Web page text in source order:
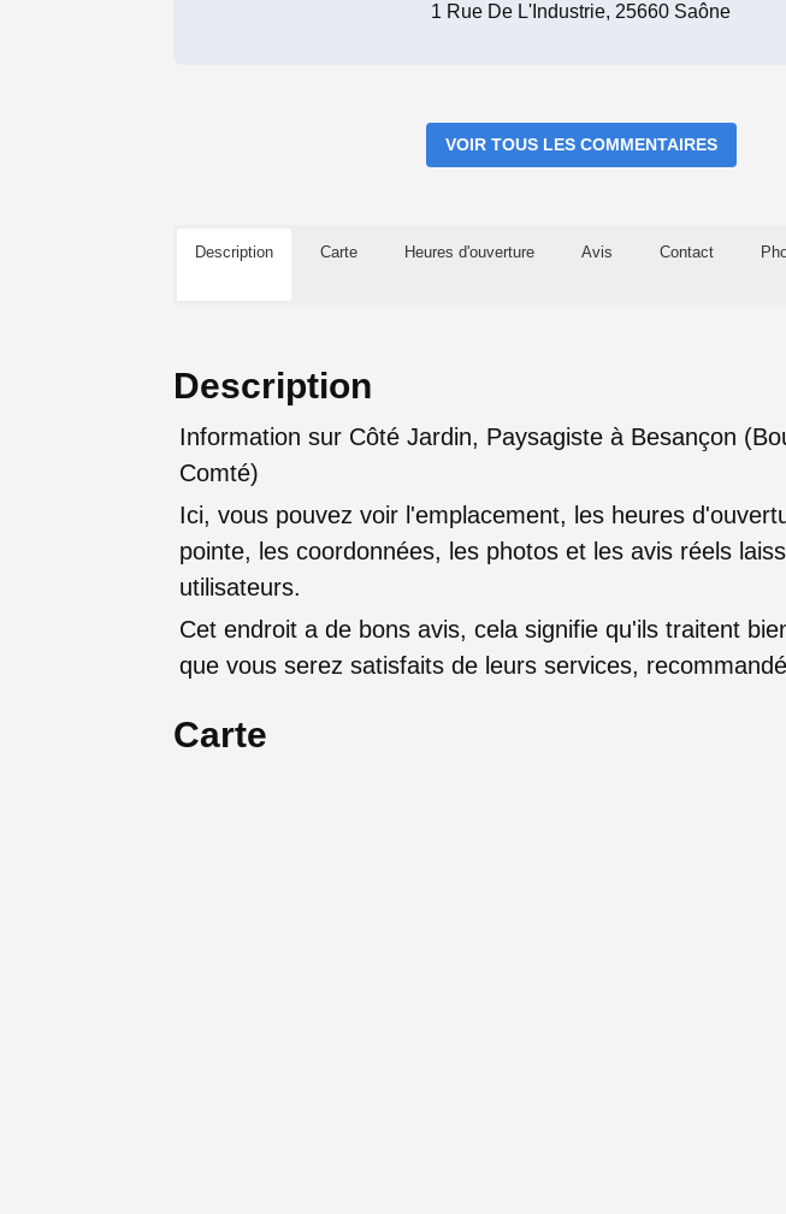
1 Rue De L'Industrie, 25660 Saône
VOIR TOUS LES COMMENTAIRES
Description Carte Heures d'ouverture Avis Contact
Description
Information sur Côté Jardin, Paysagiste à Besançon
Comté)
Ici, vous pouvez voir l'emplacement, les heures
pointe, les coordonnées, les photos et les avis réels
utilisateurs.
Cet endroit a de bons avis, cela signifie qu'ils traitent
que vous serez satisfaits de leurs services,
Carte